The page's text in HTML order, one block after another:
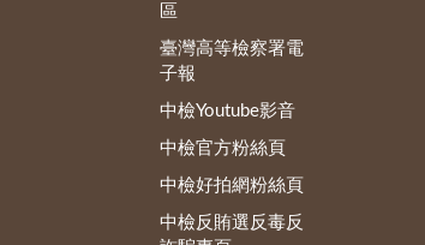
區
臺灣高等檢察署電
子報
中檢Youtube影音
中檢官方粉絲頁
中檢好拍網粉絲頁
中檢反賄選反毒反